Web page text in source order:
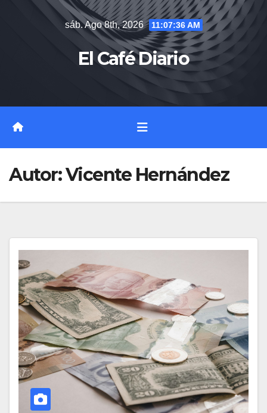
sáb. Ago 8th, 2026 11:07:37 AM
El Café Diario
Autor:Vicente Hernández